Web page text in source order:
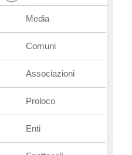
Media
Comuni
Associazioni
Proloco
Enti